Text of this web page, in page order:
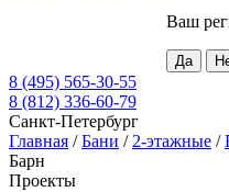
Ваш
8 (495) 565-30-55
8 (812) 336-60-79
Санкт-Петербург
Главная /Бани / 2-этажные /
Барн
Проекты